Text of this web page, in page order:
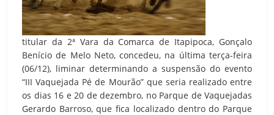
titular da 2ª Vara da Comarca de Itapipoca, Gonçalo
Benício de Melo Neto, concedeu, na última terça-feira
(06/12), liminar determinando a suspensão do evento
“III Vaquejada Pé de Mourão” que seria realizado entre
os dias 16 e 20 de dezembro, no Parque de Vaquejadas
Gerardo Barroso, que fica localizado dentro do Parque